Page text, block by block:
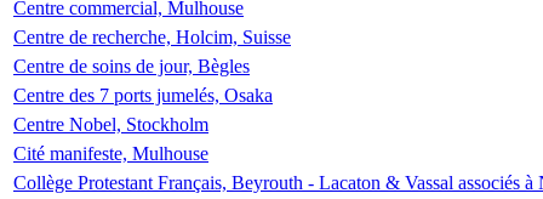
Centre commercial, Mulhouse
Centre de recherche, Holcim, Suisse
Centre de soins de jour, Bègles
Centre des 7 ports jumelés, Osaka
Centre Nobel, Stockholm
Cité manifeste, Mulhouse
Collège Protestant Français, Beyrouth - Lacaton & Vassal associés